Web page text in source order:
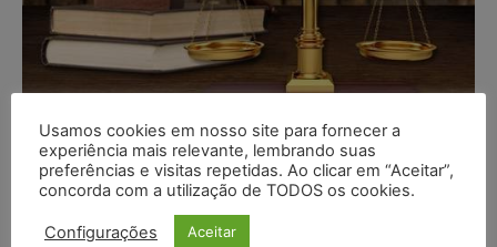
Loja de veículos vende carro com
quilometragem adulterada e
deverá indenizar cliente
Usamos cookies em nosso site para fornecer a
experiência mais relevante, lembrando suas
preferências e visitas repetidas. Ao clicar em “Aceitar”,
concorda com a utilização de TODOS os cookies.
Configurações Aceitar